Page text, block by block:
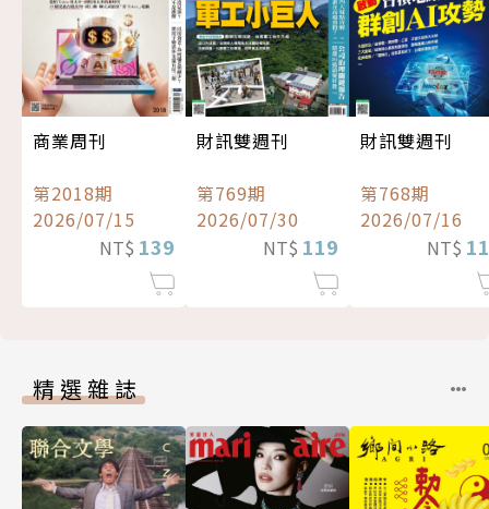
商業周刊
第2018期
2026/07/15
NT$ 139
財訊雙週刊
第769期
2026/07/30
NT$ 119
財訊雙週刊
第768期
2026/07/16
NT$
精選雜誌